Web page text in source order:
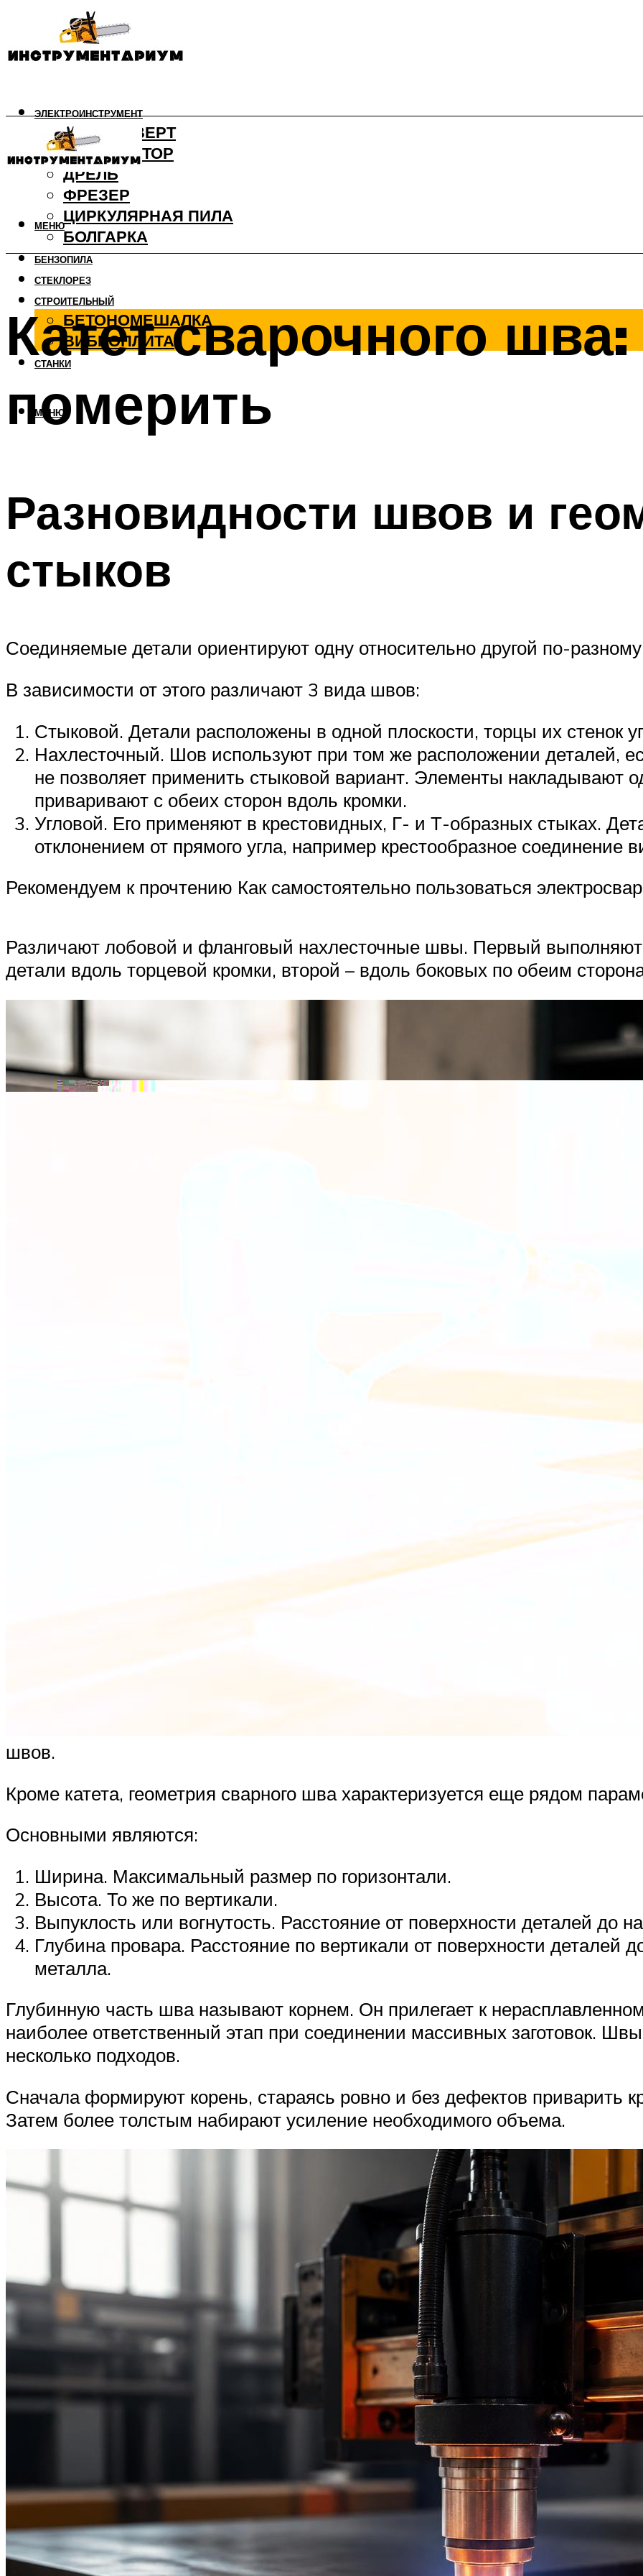
ЭЛЕКТРОИНСТРУМЕНТ
ШУРУПОВЕРТ
ПЕРФОРАТОР
ДРЕЛЬ
ФРЕЗЕР
ЦИРКУЛЯРНАЯ ПИЛА
БОЛГАРКА
БЕНЗОПИЛА
СТЕКЛОРЕЗ
СТРОИТЕЛЬНЫЙ
БЕТОНОМЕШАЛКА
ВИБРОПЛИТА
СТАНКИ
МЕНЮ
МЕНЮ
Катет сварочного
померить
Разновидности швов и
стыков
Соединяемые детали ориентируют одну относительно другой по-
В зависимости от этого различают 3 вида швов:
Стыковой. Детали расположены в одной плоскости, торцы их стенок
Нахлесточный. Шов используют при том же расположении деталей,
не позволяет применить стыковой вариант. Элементы накладывают
приваривают с обеих сторон вдоль кромки.
Угловой. Его применяют в крестовидных, Г- и Т-образных стыках.
отклонением от прямого угла, например крестообразное соединение
Рекомендуем к прочтению Как самостоятельно пользоваться
Различают лобовой и фланговый нахлесточные швы. Первый
детали вдоль торцевой кромки, второй – вдоль боковых по обеим
швов.
Кроме катета, геометрия сварного шва характеризуется еще рядом
Основными являются:
Ширина. Максимальный размер по горизонтали.
Высота. То же по вертикали.
Выпуклость или вогнутость. Расстояние от поверхности деталей до
Глубина провара. Расстояние по вертикали от поверхности деталей
металла.
Глубинную часть шва называют корнем. Он прилегает к
наиболее ответственный этап при соединении массивных заготовок.
несколько подходов.
Сначала формируют корень, стараясь ровно и без дефектов приварить
Затем более толстым набирают усиление необходимого объема.